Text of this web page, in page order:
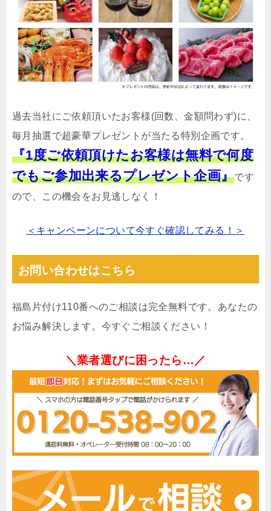
過去当社にご依頼頂いたお客様(回数、金額問わず)に、
毎月抽選で超豪華プレゼントが当たる特別企画です。
『1度ご依頼頂けたお客様は無料で何度
でもご参加出来るプレゼント企画』です
ので、この機会をお見逃しなく！
＜キャンペーンについて今すぐ確認してみる！＞
お問い合わせはこちら
福島片付け110番へのご相談は完全無料です。あなたの
お悩み解決します。今すぐご相談ください！
＼業者選びに困ったら…／